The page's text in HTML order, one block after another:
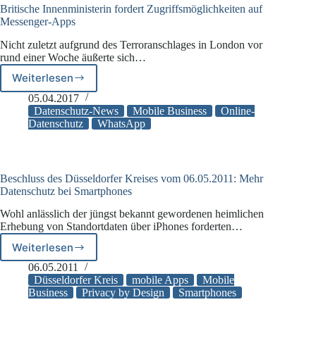
entsperrt
iPhone
der
Mutter
Britische Innenministerin fordert Zugriffsmöglichkeiten auf
Messenger-Apps
Nicht zuletzt aufgrund des Terroranschlages in London vor
rund einer Woche äußerte sich…
Weiterlesen
Britische
Innenministerin
fordert
Zugriffsmöglichkeiten
05.04.2017
Datenschutz-News
Mobile Business
Online-
Datenschutz
WhatsApp
Beschluss des Düsseldorfer Kreises vom 06.05.2011: Mehr
Datenschutz bei Smartphones
Wohl anlässlich der jüngst bekannt gewordenen heimlichen
Erhebung von Standortdaten über iPhones forderten…
Weiterlesen
Beschluss
des
Düsseldorfer
Kreises
06.05.2011
Düsseldorfer Kreis
mobile Apps
Mobile
Business
Privacy by Design Smartphones